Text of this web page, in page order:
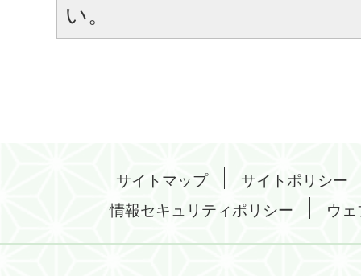
い。
サイトマップ
サイトポリシー
情報セキュリティポリシー
ウ